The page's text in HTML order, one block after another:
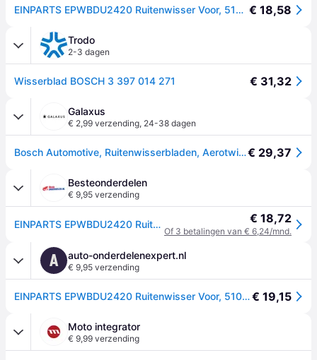
EINPARTS EPWBDU2420 Ruitenwisser Voor, 510mm, Flat blade wisserblad € 18,58
Trodo
2-3 dagen
Wisserblad BOSCH 3 397 014 271 € 31,32
Galaxus
€ 2,99 verzending, 24-38 dagen
Bosch Automotive, Ruitenwisserbladen, Aerotwin AR614S€ 29,37
Besteonderdelen
€ 9,95 verzending
EINPARTS EPWBDU2420 Ruitenwisser Voor, 510mm, Flat blade wisserblad € 18,72
Of 3 betalingen van € 6,24/mnd.
A auto-onderdelenexpert.nl
€ 9,95 verzending
EINPARTS EPWBDU2420 Ruitenwisser Voor, 510mm, Flat blade wisserblad, Set€ 19,15
Moto integrator
€ 9,99 verzending